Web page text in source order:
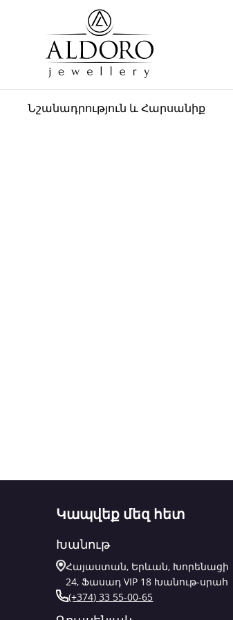
Նշանադրություն և Հարսանիք
Կապվեք մեզ հետ
Խանութ
Հայաստան, Երևան, Խորենացի
24, Ֆասադ VIP 18 Խանութ-սրահ
(+374) 33 55-00-65